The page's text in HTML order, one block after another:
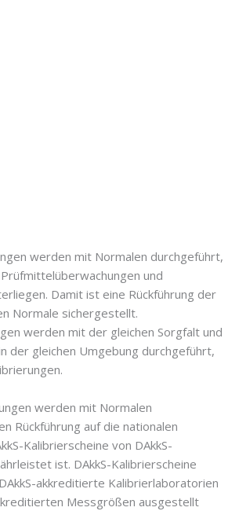
werden mit Normalen durchgeführt,
und
Damit ist eine Rückführung der
Normale sichergestellt.
werden mit der gleichen Sorgfalt und
der gleichen Umgebung durchgeführt,
werden mit Normalen
Rückführung auf die nationalen
Kalibrierscheine von DAkkS-
ist. DAkkS-Kalibrierscheine
akkreditierte Kalibrierlaboratorien
Messgrößen ausgestellt